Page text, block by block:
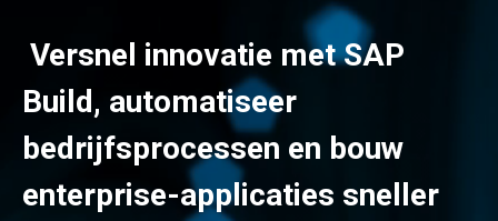
Versnel innovatie met SAP
Build, automatiseer
bedrijfsprocessen en bouw
enterprise-applicaties sneller